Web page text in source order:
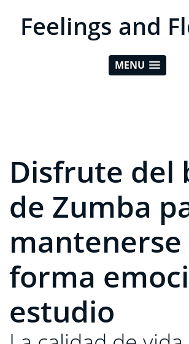
Feelings and
MENU
Disfrute del
de Zumba
mantenerse
forma
estudio